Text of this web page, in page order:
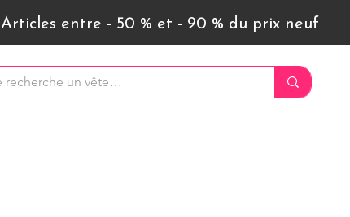
Articles entre - 50 % et - 90 % du prix neuf